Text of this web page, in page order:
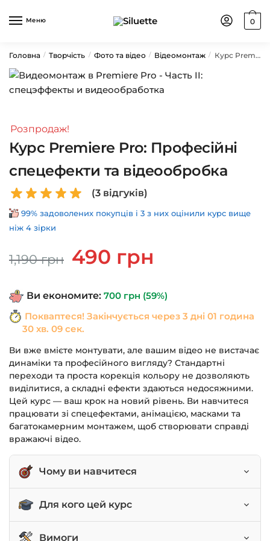
Меню 0
Головна / Творчість / Фото та відео / Відеомонтаж / Курс Premiere Pro: Професійні спецефекти та відеообробка
Розпродаж!
Курс Premiere Pro: Професійні
спецефекти та відеообробка
(3відгуків)
99% задоволених покупців і 3 з них оцінили курс вище
ніж 4 зірки
1,190грн
Оригінальна
ціна:
490 грн
Ви економите: 700 грн (59%)
Покваптеся! Закінчується через 3 дні 01 година
30 хв. 09 сек.
Ви вже вмієте монтувати, але вашим відео не вистачає
динаміки та професійного вигляду? Стандартні
переходи та проста корекція кольору не дозволяють
виділитися, а складні ефекти здаються недосяжними.
Цей курс — ваш крок на новий рівень. Ви навчитеся
працювати зі спецефектами, анімацією, масками та
багатокамерним монтажем, щоб створювати справді
вражаючі відео.
Чому ви навчитеся
Анімувати параметри ефектів для створення
Працювати з масками та їх автоматичним
Для кого цей курс
Монтажери, які пройшли базовий курс по
Вимоги